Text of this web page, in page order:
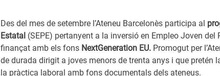
Des del mes de setembre l’Ateneu Barcelonès participa al
Estatal (SEPE) pertanyent a la inversió en Empleo Joven
finançat amb els fons NextGeneration EU. Promogut per
de durada dirigit a joves menors de trenta anys i que pretén
la pràctica laboral amb fons documentals dels ateneus.